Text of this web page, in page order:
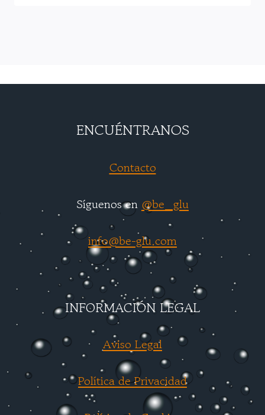
ENCUÉNTRANOS
Contacto
Síguenos en @be_glu
info@be-glu.com
INFORMACIÓN LEGAL
Aviso Legal
Política de Privacidad